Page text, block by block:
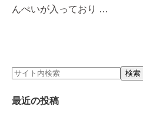
んぺいが入っており …
最近の投稿